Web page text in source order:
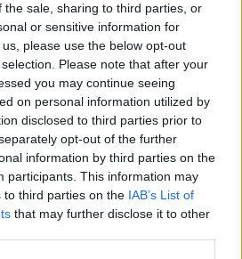
the sale, sharing to third parties, or
or sensitive information for
please use the below opt-out
Please note that after your
you may continue seeing
on personal information utilized by
disclosed to third parties prior to
opt-out of the further
information by third parties on the
participants. This information may
to third parties on the IAB’s List of
that may further disclose it to other
Publicidad